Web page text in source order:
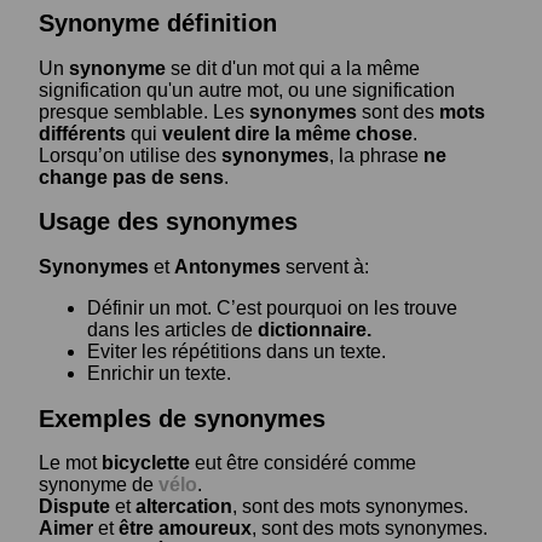
Synonyme définition
Un synonyme se dit d'un mot qui a la même
signification qu'un autre mot, ou une signification
presque semblable. Les synonymes sont des mots
différents qui veulent dire la même chose.
Lorsqu’on utilise des synonymes, la phrase ne
change pas de sens.
Usage des synonymes
Synonymes et Antonymes servent à:
Définir un mot. C’est pourquoi on les trouve
dans les articles de dictionnaire.
Eviter les répétitions dans un texte.
Enrichir un texte.
Exemples de synonymes
Le mot bicyclette eut être considéré comme
synonyme de vélo.
Dispute etaltercation, sont des mots synonymes.
Aimer etêtre amoureux, sont des mots synonymes.